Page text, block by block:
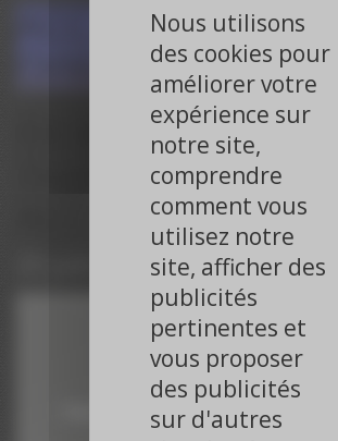
ACC 2023 - La
Orléans, USA4 au 6
En direct avec
Duplex France -
ACC 2023
25 juin 2023
Vimeo est désactivé.
Cliquez sur le bouton pour autoriser les
Nous utilisons
des cookies pour
améliorer votre
expérience sur
notre site,
comprendre
comment vous
utilisez notre
site, afficher des
publicités
pertinentes et
vous proposer
des publicités
sur d'autres